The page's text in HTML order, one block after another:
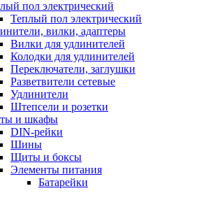
пол электрический
Теплый пол электрический
вилки, адаптеры
Вилки для удлинителей
Колодки для удлинителей
Переключатели, заглушки
Разветвители сетевые
Удлинители
Штепсели и розетки
и шкафы
DIN-рейки
Шины
Щиты и боксы
Элементы питания
Батарейки